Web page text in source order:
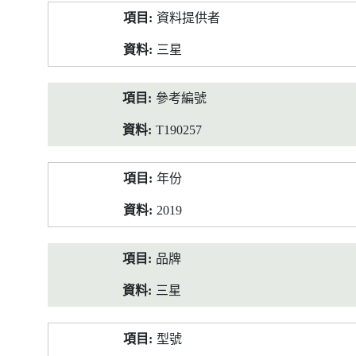
料
資料提供者
三星
參考編號
T190257
年份
2019
品牌
三星
型號